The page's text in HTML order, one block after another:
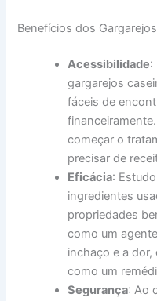
Benefícios dos
Acessibilidade:
gargarejos
fáceis de
começar o
precisar de
Eficácia:
ingredientes
propriedades
como um
inchaço e a
como um
Segurança: Ao